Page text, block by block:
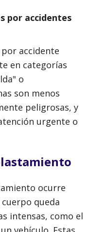
por accidentes
accidente
en categorías
o
son menos
peligrosas, y
urgente o
ocurre
queda
intensas, como el